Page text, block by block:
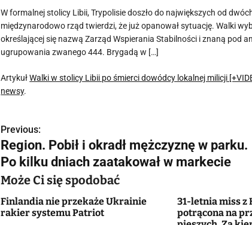
W formalnej stolicy Libii, Trypolisie doszło do największych od
międzynarodowo rząd twierdzi, że już opanował sytuację. Walki
określającej się nazwą Zarząd Wspierania Stabilności i znaną pod
ugrupowania zwanego 444. Brygadą w […]
ArtykułWalki w stolicy Libii po śmierci dowódcy lokalnej milicji
newsy.
N
a
w
i
Previous:
Region. Pobił i okradł mężczyznę w parku.
Po kilku dniach zaatakował w markecie
Może Ci się spodobać
Finlandia nie przekaże Ukrainie
rakier systemu Patriot
31-letnia miss
potrącona na